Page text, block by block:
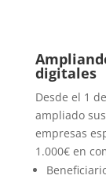
digitales
Desde el 1
ampliado
empresas
1.000€ en